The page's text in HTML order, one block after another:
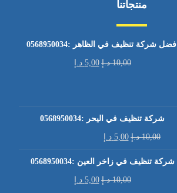
منتجاتنا
افضل شركة تنظيف في الظاهر :0568950034
10,00 د.إ 5,00 د.إ
شركة تنظيف في اليحر :0568950034
10,00 د.إ 5,00 د.إ
شركة تنظيف في زاخر العين :0568950034
10,00 د.إ 5,00 د.إ